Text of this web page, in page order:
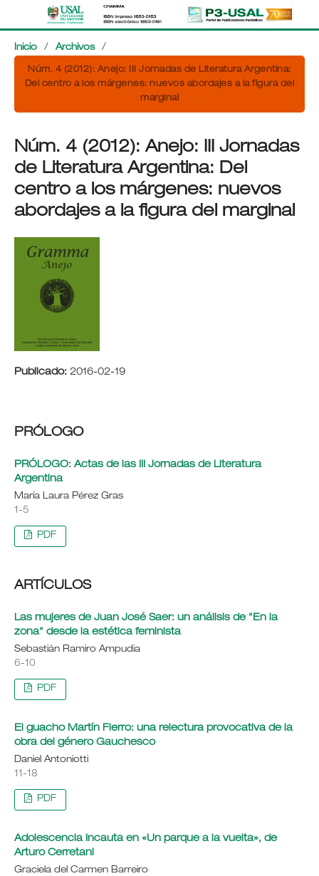
Inicio / Archivos /
Núm. 4 (2012): Anejo: III Jornadas de Literatura Argentina:
Del centro a los márgenes: nuevos abordajes a la figura del
marginal
Núm. 4 (2012): Anejo: III Jornadas
de Literatura Argentina: Del
centro a los márgenes: nuevos
abordajes a la figura del marginal
Publicado: 2016-02-19
PRÓLOGO
PRÓLOGO: Actas de las III Jornadas de Literatura
Argentina
María Laura Pérez Gras
1-5
PDF
ARTÍCULOS
Las mujeres de Juan José Saer: un análisis de "En la
zona" desde la estética feminista
Sebastián Ramiro Ampudia
6-10
PDF
El guacho Martín Fierro: una relectura provocativa de la
obra del género Gauchesco
Daniel Antoniotti
11-18
PDF
Adolescencia Incauta en «Un parque a la vuelta», de
Arturo Cerretani
Graciela del Carmen Barreiro